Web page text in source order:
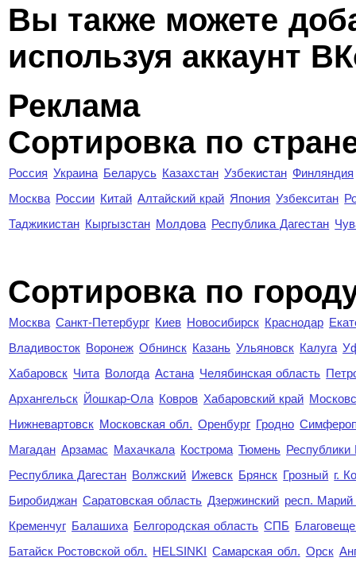
Вы также можете
используя аккаунт
Реклама
Сортировка по
Россия Украина Беларусь Казахстан Узбекистан Финляндия
Москва России Китай Алтайский край Япония Узбекситан
Таджикистан Кыргызстан Молдова Республика Дагестан
Cортировка по
Москва Санкт-Петербург Киев Новосибирск Краснодар
Владивосток Воронеж Обнинск Казань Ульяновск Калуга
Хабаровск Чита Вологда Астана Челябинская область
Архангельск Йошкар-Ола Ковров Хабаровский край
Нижневартовск Московская обл. Оренбург Гродно
Магадан Арзамас Махачкала Кострома Тюмень Республики
Республика Дагестан Волжский Ижевск Брянск Грозный г.
Биробиджан Саратовская область Дзержинский респ.
Кременчуг Балашиха Белгородская область СПБ
Батайск Ростовской обл. HELSINKI Самарская обл. Орск